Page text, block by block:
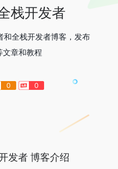
栈开发者
全栈开发者博客，发布
章和教程
0 0
发者 博客介绍